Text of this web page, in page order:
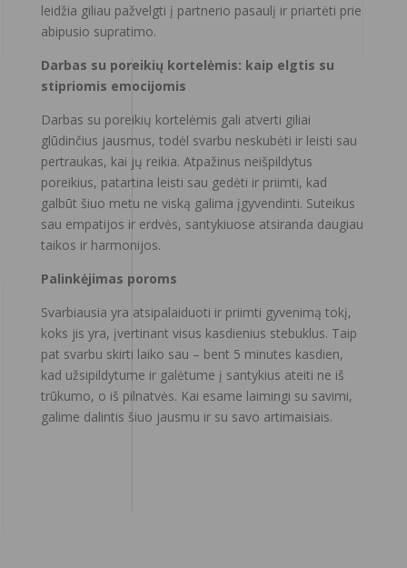
leidžia giliau pažvelgti į partnerio pasaulį ir priartėti prie
abipusio supratimo.
Darbas su poreikių kortelėmis: kaip elgtis su
stipriomis emocijomis
Darbas su poreikių kortelėmis gali atverti giliai
glūdinčius jausmus, todėl svarbu neskubėti ir leisti sau
pertraukas, kai jų reikia. Atpažinus neišpildytus
poreikius, patartina leisti sau gedėti ir priimti, kad
galbūt šiuo metu ne viską galima įgyvendinti. Suteikus
sau empatijos ir erdvės, santykiuose atsiranda daugiau
taikos ir harmonijos.
Palinkėjimas poroms
Svarbiausia yra atsipalaiduoti ir priimti gyvenimą tokį,
koks jis yra, įvertinant visus kasdienius stebuklus. Taip
pat svarbu skirti laiko sau – bent 5 minutes kasdien,
kad užsipildytume ir galėtume į santykius ateiti ne iš
trūkumo, o iš pilnatvės. Kai esame laimingi su savimi,
galime dalintis šiuo jausmu ir su savo artimaisiais.